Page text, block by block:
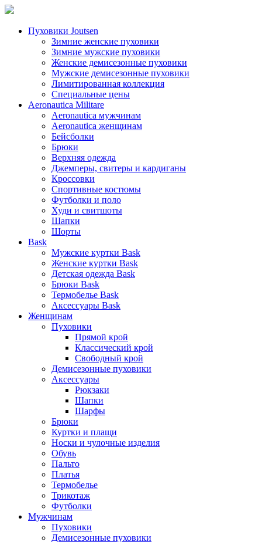
Пуховики Joutsen
Зимние женские пуховики
Зимние мужские пуховики
Женские демисезонные пуховики
Мужские демисезонные пуховики
Лимитированная коллекция
Специальные цены
Aeronautica Militare
Aeronautica мужчинам
Aeronautica женщинам
Бейсболки
Брюки
Верхняя одежда
Джемперы, свитеры и кардиганы
Кроссовки
Спортивные костюмы
Футболки и поло
Худи и свитшоты
Шапки
Шорты
Bask
Мужские куртки Bask
Женские куртки Bask
Детская одежда Bask
Брюки Bask
Термобелье Bask
Аксессуары Bask
Женщинам
Пуховики
Прямой крой
Классический крой
Свободный крой
Демисезонные пуховики
Аксессуары
Рюкзаки
Шапки
Шарфы
Брюки
Куртки и плащи
Носки и чулочные изделия
Обувь
Пальто
Платья
Термобелье
Трикотаж
Футболки
Мужчинам
Пуховики
Демисезонные пуховики